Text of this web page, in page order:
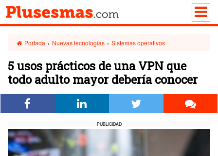
Portada › Nuevas tecnologías › Sistemas operativos
5 usos prácticos de una VPN que
todo adulto mayor debería conocer
PUBLICIDAD